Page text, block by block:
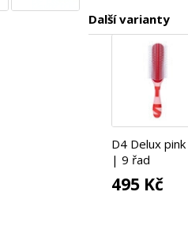
Další varianty
D4 Delux pink
| 9 řad
495 Kč